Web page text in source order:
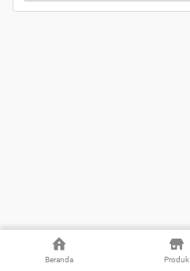
Beranda Produk